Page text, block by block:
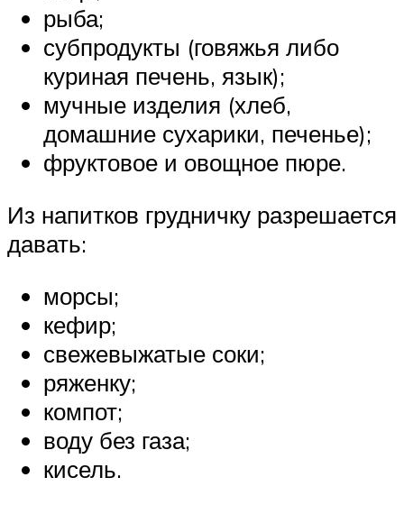
рыба;
субпродукты (говяжья либо
куриная печень, язык);
мучные изделия (хлеб,
домашние сухарики, печенье);
фруктовое и овощное пюре.
Из напитков грудничку разрешается
давать:
морсы;
кефир;
свежевыжатые соки;
ряженку;
компот;
воду без газа;
кисель.